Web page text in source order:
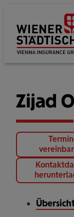
Zijad
Termin